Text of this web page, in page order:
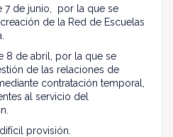
7 de junio, por la que se
de la Red de Escuelas
8 de abril, por la que se
de las relaciones de
contratación temporal,
al servicio del
provisión.